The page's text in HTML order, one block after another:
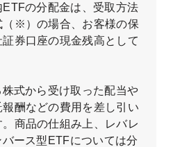
の分配金は、受取方法
（※）の場合、お客様の保
券口座の現金残高として
式から受け取った配当や
酬などの費用を差し引い
商品の仕組み上、レバレ
ース型ETFについては分